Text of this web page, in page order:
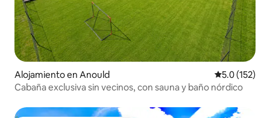
Alojamiento en Anould Calificación
5.0 (152)
Cabaña exclusiva sin vecinos, con sauna y baño nórdico